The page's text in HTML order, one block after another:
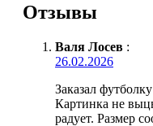
Отзывы
Валя Лосев :
26.02.2026
Заказал
Картинка не
радует. Размер